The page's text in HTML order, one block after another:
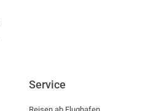
Service